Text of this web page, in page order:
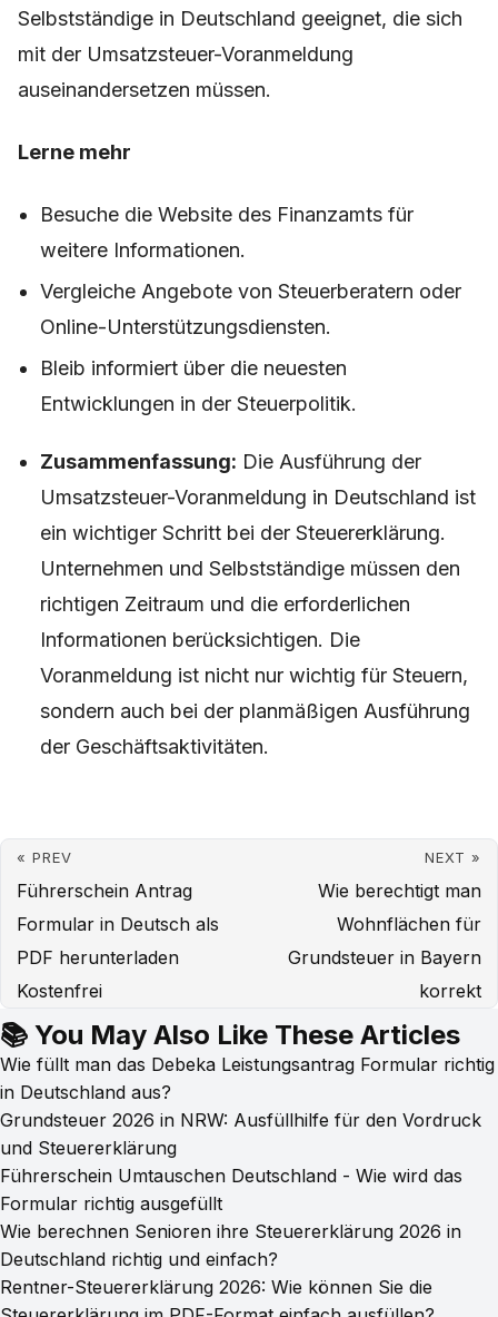
Selbstständige in Deutschland geeignet, die sich
mit der Umsatzsteuer-Voranmeldung
auseinandersetzen müssen.
Lerne mehr
Besuche die Website des Finanzamts für
weitere Informationen.
Vergleiche Angebote von Steuerberatern oder
Online-Unterstützungsdiensten.
Bleib informiert über die neuesten
Entwicklungen in der Steuerpolitik.
Zusammenfassung: Die Ausführung der
Umsatzsteuer-Voranmeldung in Deutschland ist
ein wichtiger Schritt bei der Steuererklärung.
Unternehmen und Selbstständige müssen den
richtigen Zeitraum und die erforderlichen
Informationen berücksichtigen. Die
Voranmeldung ist nicht nur wichtig für Steuern,
sondern auch bei der planmäßigen Ausführung
der Geschäftsaktivitäten.
« PREV
Führerschein Antrag
Formular in Deutsch als
PDF herunterladen
Kostenfrei
NEXT »
Wie berechtigt man
Wohnflächen für
Grundsteuer in Bayern
korrekt
📚 You May Also Like These Articles
Wie füllt man das Debeka Leistungsantrag Formular richtig
in Deutschland aus?
Grundsteuer 2026 in NRW: Ausfüllhilfe für den Vordruck
und Steuererklärung
Führerschein Umtauschen Deutschland - Wie wird das
Formular richtig ausgefüllt
Wie berechnen Senioren ihre Steuererklärung 2026 in
Deutschland richtig und einfach?
Rentner-Steuererklärung 2026: Wie können Sie die